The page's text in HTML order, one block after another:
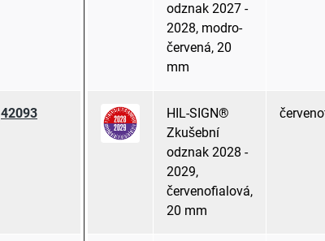
odznak 2027 -
2028, modro-
červená, 20
mm
42093
HIL-SIGN®
Zkušební
odznak 2028 -
2029,
červenofialová,
20 mm